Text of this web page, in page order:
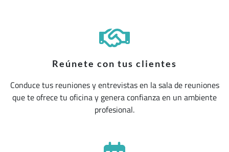
Reúnete con tus clientes
Conduce tus reuniones y entrevistas en la sala de reuniones
que te ofrece tu oficina y genera confianza en un ambiente
profesional.